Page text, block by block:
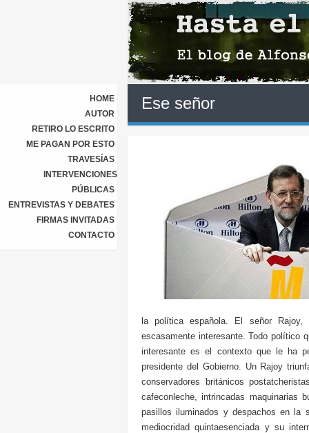
HOME
AUTOR
RETIRO LO ESCRITO
ME PAGAN POR ESTO
TRAVESÍAS
INTERVENCIONES
PÚBLICAS
ENTREVISTAS Y DEBATES
FIRMAS INVITADAS
CONTACTO
Ese señor
la política española. El señor
escasamente interesante. Todo político
interesante es el contexto que le ha
presidente del Gobierno. Un Rajoy
conservadores británicos
cafeconleche, intrincadas maquinarias
pasillos iluminados y despachos en la
mediocridad quintaesenciada y su